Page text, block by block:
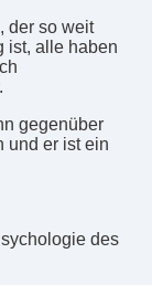
der so weit
ist, alle haben
gegenüber
und er ist ein
des